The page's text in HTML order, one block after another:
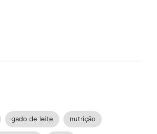
gado de leite nutrição